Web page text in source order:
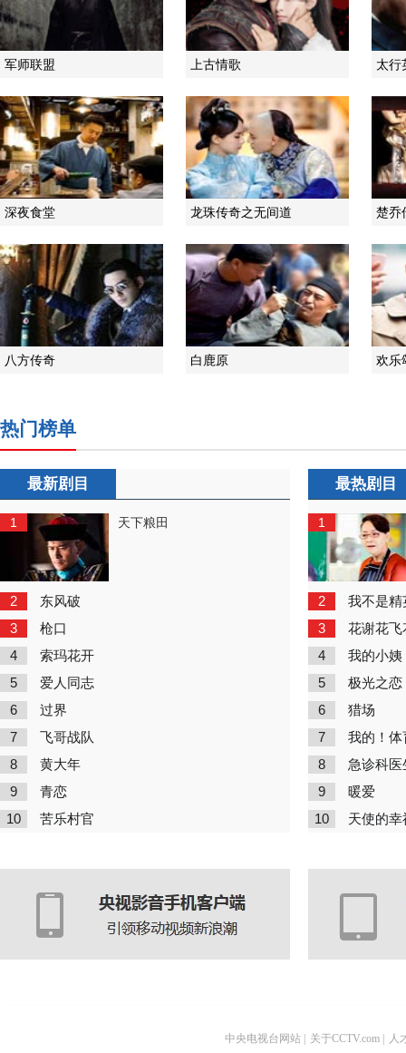
军师联盟 上古情歌 太行
深夜食堂 龙珠传奇之无间道 楚乔
八方传奇 白鹿原 欢乐
热门榜单
最新剧目
1 天下粮田
2 东风破
3 枪口
4 索玛花开
5 爱人同志
6 过界
7 飞哥战队
8 黄大年
9 青恋
10 苦乐村官
最热剧目
1
2 我不是精
3 花谢花飞
4 我的小姨
5 极光之恋
6 猎场
7 我的！体
8 急诊科医
9 暖爱
10 天使的幸
中央电视台网站 关于CCTV.com 人